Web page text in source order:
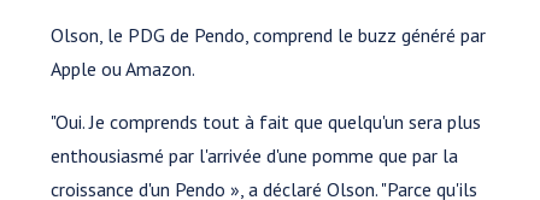
Olson, le PDG de Pendo, comprend le buzz généré par
Apple ou Amazon.
"Oui. Je comprends tout à fait que quelqu'un sera plus
enthousiasmé par l'arrivée d'une pomme que par la
croissance d'un Pendo », a déclaré Olson. "Parce qu'ils